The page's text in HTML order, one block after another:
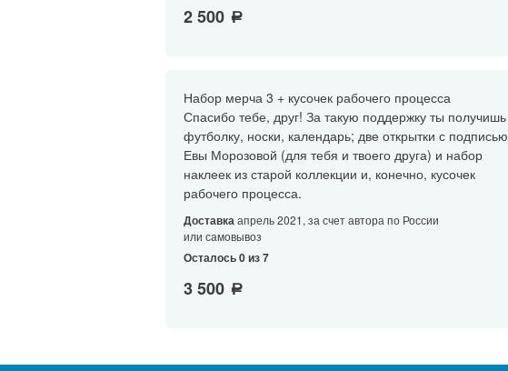
2 500 a
Набор мерча 3 + кусочек рабочего процесса
Спасибо тебе, друг! За такую поддержку ты получишь
футболку, носки, календарь; две открытки с подписью
Евы Морозовой (для тебя и твоего друга) и набор
наклеек из старой коллекции и, конечно, кусочек
рабочего процесса.
Доставкаапрель 2021, за счет автора по России
или самовывоз
Осталось 0 из 7
3 500 a